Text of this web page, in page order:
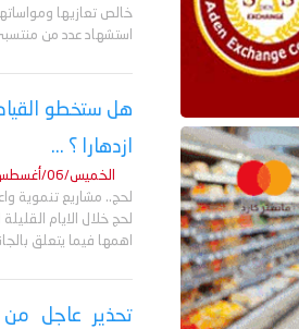
خالص تعازيها
استشهاد عدد من
هل ستخطو
ازدهارا ؟ ...
الخميس/06/أغسطس/2026 - 11:33 م
لحج.. مشاريع تنموية
لحج خلال الايام
اهمها فيما يتعلق
تحذير عاجل